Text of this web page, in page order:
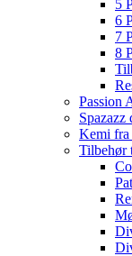
5
6
7
8
Passion
Spazazz
Kemi fra
Tilbehør